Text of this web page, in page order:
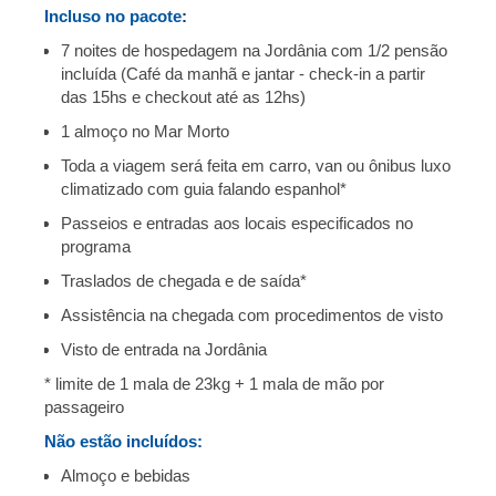
Incluso no pacote:
7 noites de hospedagem na Jordânia com 1/2 pensão
incluída (Café da manhã e jantar - check-in a partir
das 15hs e checkout até as 12hs)
1 almoço no Mar Morto
Toda a viagem será feita em carro, van ou ônibus luxo
climatizado com guia falando espanhol*
Passeios e entradas aos locais especificados no
programa
Traslados de chegada e de saída*
Assistência na chegada com procedimentos de visto
Visto de entrada na Jordânia
* limite de 1 mala de 23kg + 1 mala de mão por
passageiro
Não estão incluídos:
Almoço e bebidas